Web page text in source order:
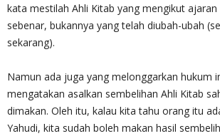
kata mestilah Ahli Kitab yang mengikut
sebenar, bukannya yang telah diubah-ubah
sekarang).
Namun ada juga yang melonggarkan hukum
mengatakan asalkan sembelihan Ahli Kitab
dimakan. Oleh itu, kalau kita tahu orang itu
Yahudi, kita sudah boleh makan hasil